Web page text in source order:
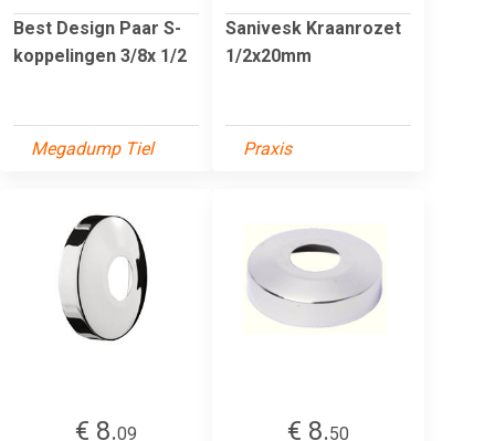
Best Design Paar S-
koppelingen 3/8x 1/2
Megadump Tiel
Sanivesk Kraanrozet
1/2x20mm
Praxis
€ 8.09 € 8.50